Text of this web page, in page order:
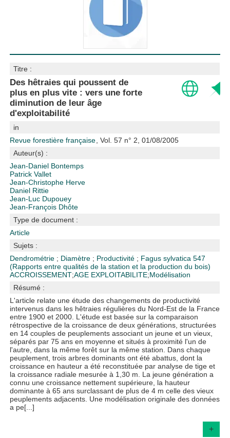
Titre :
Des hêtraies qui poussent de
plus en plus vite : vers une forte
diminution de leur âge
d'exploitabilité
in
Revue forestière française , Vol. 57 n° 2, 01/08/2005
Auteur(s) :
Jean-Daniel Bontemps
Patrick Vallet
Jean-Christophe Herve
Daniel Rittie
Jean-Luc Dupouey
Jean-François Dhôte
Type de document :
Article
Sujets :
Dendrométrie ; Diamètre ; Productivité ; Fagus sylvatica547
(Rapports entre qualités de la station et la production du bois)
ACCROISSEMENT;AGE EXPLOITABILITE;Modélisation
Résumé :
L'article relate une étude des changements de productivité
intervenus dans les hêtraies régulières du Nord-Est de la France
entre 1900 et 2000. L'étude est basée sur la comparaison
rétrospective de la croissance de deux générations, structurées
en 14 couples de peuplements associant un jeune et un vieux,
séparés par 75 ans en moyenne et situés à proximité l'un de
l'autre, dans la même forêt sur la même station. Dans chaque
peuplement, trois arbres dominants ont été abattus, dont la
croissance en hauteur a été reconstituée par analyse de tige et
la croissance radiale mesurée à 1,30 m. La jeune génération a
connu une croissance nettement supérieure, la hauteur
dominante à 65 ans surclassant de plus de 4 m celle des vieux
peuplements adjacents. Une modélisation originale des données
a pe[...]
+